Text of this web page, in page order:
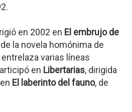
en 2002 en El embrujo de
la novela homónima de
entrelaza varias líneas
en Libertarias, dirigida
El laberinto del fauno, de